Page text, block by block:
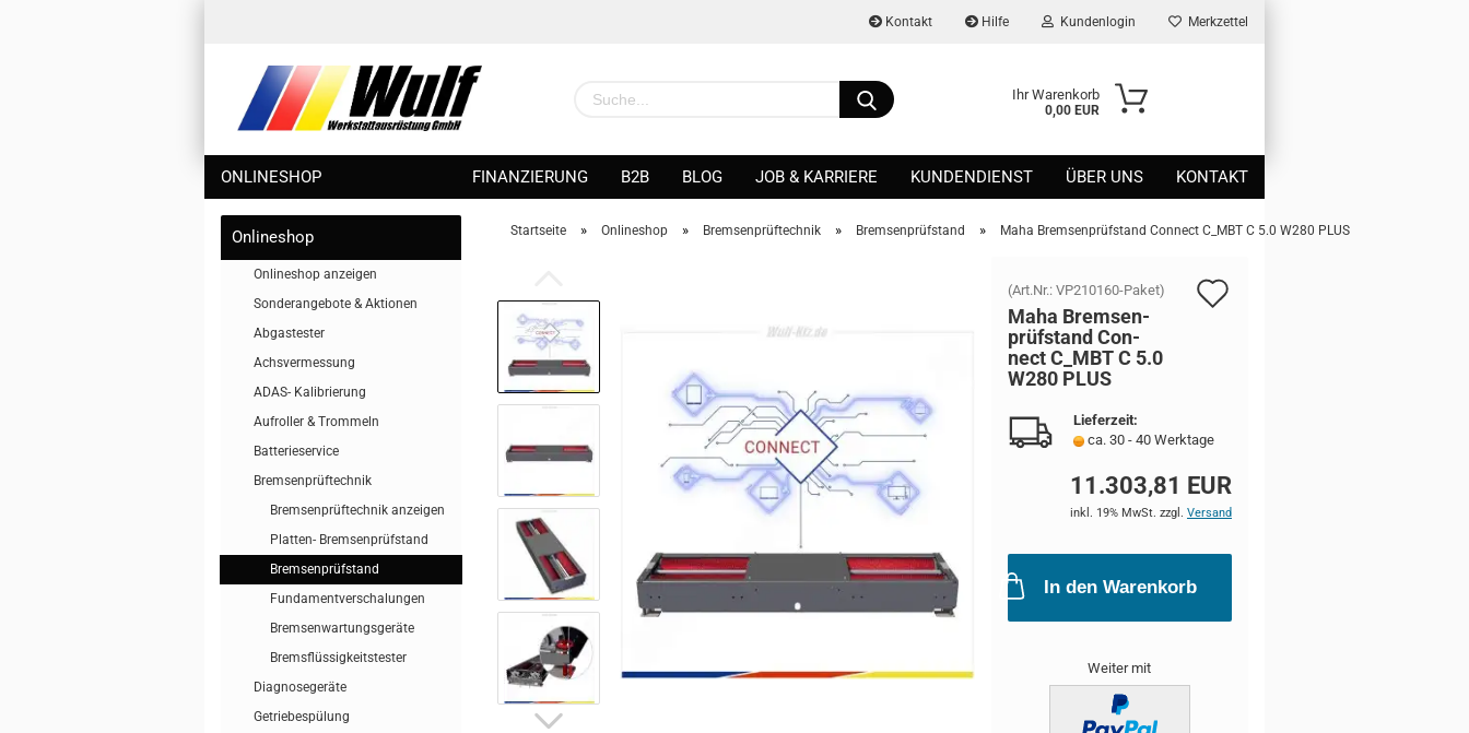
Kontakt Hilfe Kundenlogin Merkzettel
Ihr Warenkorb
0,00 EUR
ONLINESHOP FINANZIERUNG B2B BLOG JOB & KARRIERE KUNDENDIENST ÜBER UNS KONTAKT
Startseite » Onlineshop » Bremsenprüftechnik » Bremsenprüfstand » Maha Bremsenprüfstand Connect C_MBT C 5.0 W280 PLUS
(Art.Nr.: VP210160-Paket)
Maha Brem­sen­
prüf­stand Con­
nect C_MBT C 5.0
W280 PLUS
Lieferzeit:
ca. 30 - 40 Werktage
11.303,81 EUR
inkl. 19% MwSt. zzgl. Versand
In den Warenkorb
Weiter mit
Onlineshop
Onlineshop anzeigen
Sonderangebote & Aktionen
Abgastester
Achsvermessung
ADAS- Kalibrierung
Aufroller & Trommeln
Batterieservice
Bremsenprüftechnik
Bremsenprüftechnik anzeigen
Platten- Bremsenprüfstand
Bremsenprüfstand
Fundamentverschalungen
Bremsenwartungsgeräte
Bremsflüssigkeitstester
Diagnosegeräte
Getriebespülung